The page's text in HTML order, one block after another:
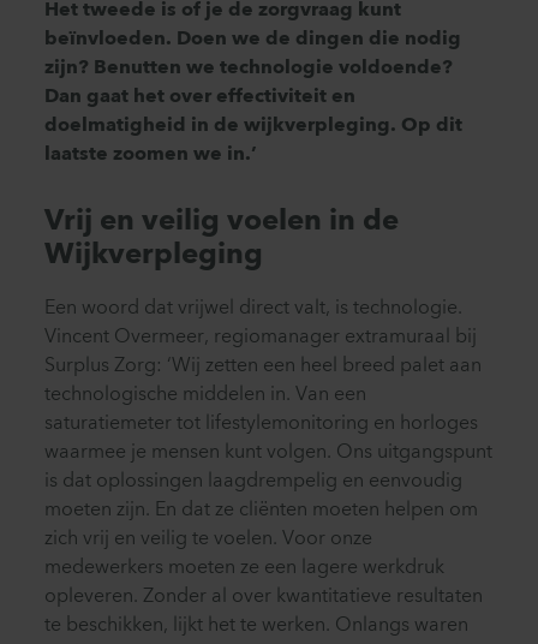
Het tweede is of je de zorgvraag kunt
beïnvloeden. Doen we de dingen die nodig
zijn? Benutten we technologie voldoende?
Dan gaat het over effectiviteit en
doelmatigheid in de wijkverpleging. Op dit
laatste zoomen we in.’
Vrij en veilig voelen in de
Wijkverpleging
Een woord dat vrijwel direct valt, is technologie.
Vincent Overmeer, regiomanager extramuraal bij
Surplus Zorg: ‘Wij zetten een heel breed palet aan
technologische middelen in. Van een
saturatiemeter tot lifestylemonitoring en horloges
waarmee je mensen kunt volgen. Ons uitgangspunt
is dat oplossingen laagdrempelig en eenvoudig
moeten zijn. En dat ze cliënten moeten helpen om
zich vrij en veilig te voelen. Voor onze
medewerkers moeten ze een lagere werkdruk
opleveren. Zonder al over kwantitatieve resultaten
te beschikken, lijkt het te werken. Onlangs waren